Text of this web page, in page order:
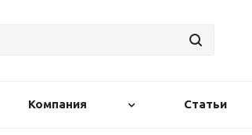
Компания Статьи